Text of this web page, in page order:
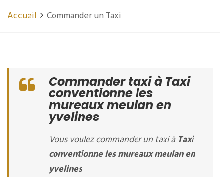
Accueil Commander un Taxi
Commander taxi à Taxi
conventionne les
mureaux meulan en
yvelines
Vous voulez commander un taxi à Taxi
conventionne les mureaux meulan en
yvelines